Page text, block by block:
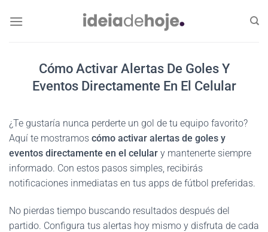
Cómo Activar Alertas De Goles Y
Eventos Directamente En El Celular
¿Te gustaría nunca perderte un gol de tu equipo favorito?
Aquí te mostramos cómo activar alertas de goles y
eventos directamente en el celular y mantenerte siempre
informado. Con estos pasos simples, recibirás
notificaciones inmediatas en tus apps de fútbol preferidas.
No pierdas tiempo buscando resultados después del
partido. Configura tus alertas hoy mismo y disfruta de cada